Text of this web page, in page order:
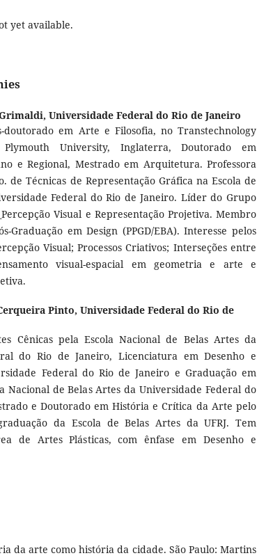
yet available.
Universidade Federal do Rio de Janeiro
doutorado em Arte e Filosofia, no Transtechnology
Plymouth University, Inglaterra, Doutorado em
e Regional, Mestrado em Arquitetura. Professora
de Técnicas de Representação Gráfica na Escola de
Federal do Rio de Janeiro. Líder do Grupo
Visual e Representação Projetiva. Membro
Graduação em Design (PPGD/EBA). Interesse pelos
Visual; Processos Criativos; Interseções entre
visual-espacial em geometria e arte e
Pinto, Universidade Federal do Rio de
Cênicas pela Escola Nacional de Belas Artes da
do Rio de Janeiro, Licenciatura em Desenho e
Federal do Rio de Janeiro e Graduação em
Nacional de Belas Artes da Universidade Federal do
e Doutorado em História e Crítica da Arte pelo
da Escola de Belas Artes da UFRJ. Tem
de Artes Plásticas, com ênfase em Desenho e
da arte como história da cidade. São Paulo: Martins